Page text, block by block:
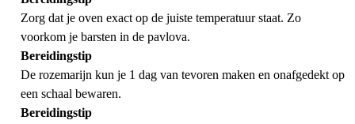
Zorg dat je oven exact op de juiste temperatuur staat. Zo
voorkom je barsten in de pavlova.
Bereidingstip
De rozemarijn kun je 1 dag van tevoren maken en onafgedekt op
een schaal bewaren.
Bereidingstip